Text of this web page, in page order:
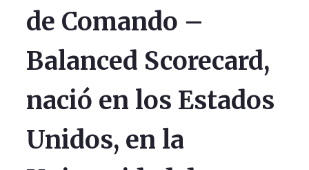
de Comando –
Balanced Scorecard,
nació en los Estados
Unidos, en la